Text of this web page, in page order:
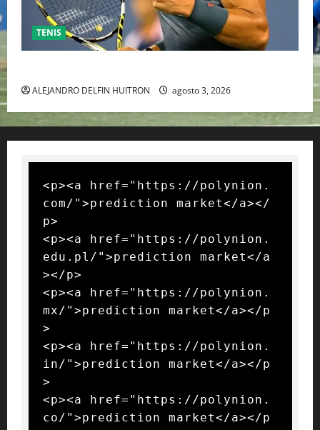
TENIS
ALEJANDRO DELFIN HUITRON agosto 3, 2026
<p><a href="https://polynion.
com/">prediction market</a></
p>
<p><a href="https://polynion.
edu.pl/">prediction market</a
></p>
<p><a href="https://polynion.
mx/">prediction market</a></p
>
<p><a href="https://polynion.
in/">prediction market</a></p
>
<p><a href="https://polynion.
co/">prediction market</a></p